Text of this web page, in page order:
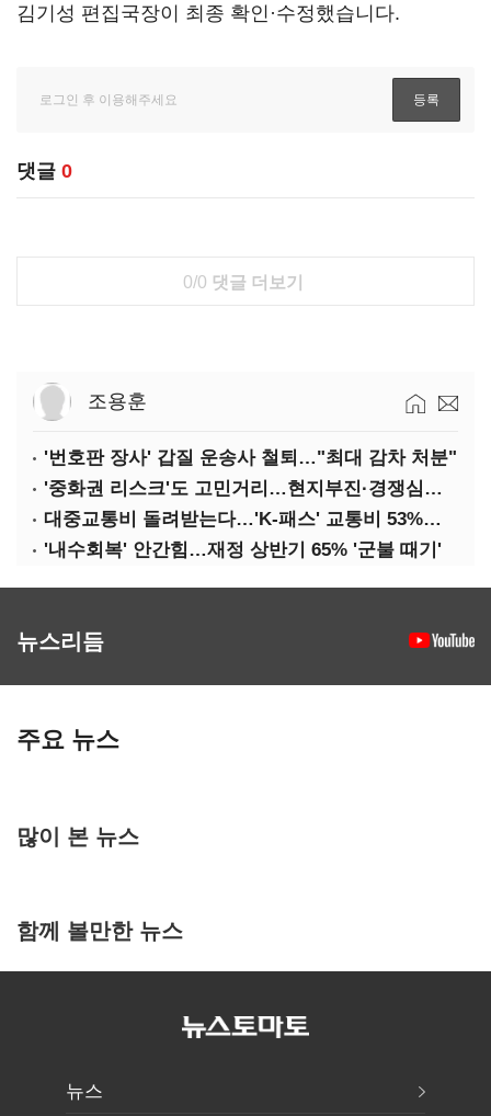
김기성 편집국장이 최종 확인·수정했습니다.
댓글 0
0/0 댓글 더보기
조용훈
'번호판 장사' 갑질 운송사 철퇴…"최대 감차 처분"
'중화권 리스크'도 고민거리…현지부진·경쟁심화·양안냉각
대중교통비 돌려받는다…'K-패스' 교통비 53%까지 환급
'내수회복' 안간힘…재정 상반기 65% '군불 때기'
뉴스리듬
주요 뉴스
많이 본 뉴스
함께 볼만한 뉴스
뉴스